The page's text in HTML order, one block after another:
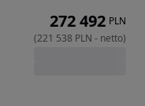
272 492 PLN
(221 538 PLN - netto)